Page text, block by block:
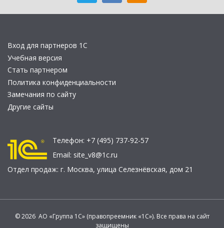
Вход для партнеров 1С
Учебная версия
Стать партнером
Политика конфиденциальности
Замечания по сайту
Другие сайты
Телефон: +7 (495) 737-92-57
Email: site_v8@1c.ru
Отдел продаж: г. Москва, улица Селезнёвская, дом 21
© 2026 АО «Группа 1С» (правопреемник «1С»). Все права на сайт
защищены